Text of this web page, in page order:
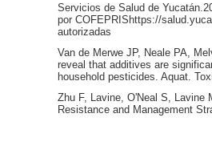
Servicios de Salud de
por COFEPRIShttps://
autorizadas
Van de Merwe JP, Neale PA,
reveal that additives are
household pesticides. Aquat.
Zhu F, Lavine, O'Neal S, Lavine
Resistance and Management